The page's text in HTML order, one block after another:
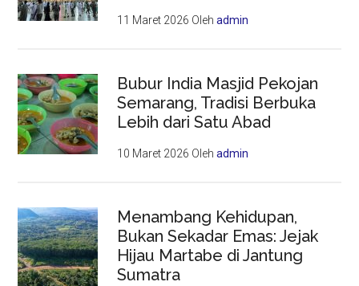
11 Maret 2026 Olehadmin
Bubur India Masjid Pekojan
Semarang, Tradisi Berbuka
Lebih dari Satu Abad
10 Maret 2026 Olehadmin
Menambang Kehidupan,
Bukan Sekadar Emas: Jejak
Hijau Martabe di Jantung
Sumatra